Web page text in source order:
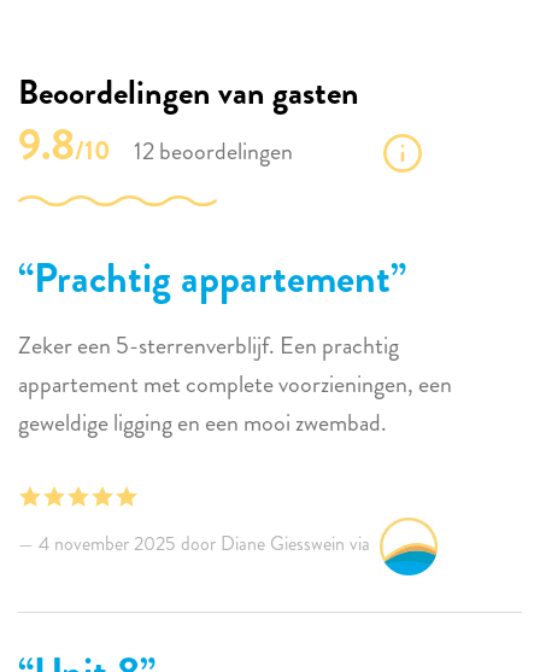
Beoordelingen van gasten
9.8/10 12 beoordelingen
Prachtig appartement
Zeker een 5-sterrenverblijf. Een prachtig
appartement met complete voorzieningen, een
geweldige ligging en een mooi zwembad.
4 november 2025 door Diane Giesswein via